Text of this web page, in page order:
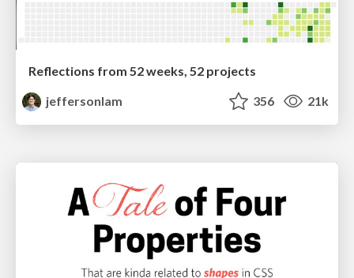
Reflections from 52 weeks, 52 projects
jeffersonlam
356 21k